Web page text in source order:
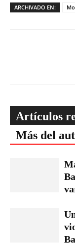
ARCHIVADO EN:
Artículos
Más del